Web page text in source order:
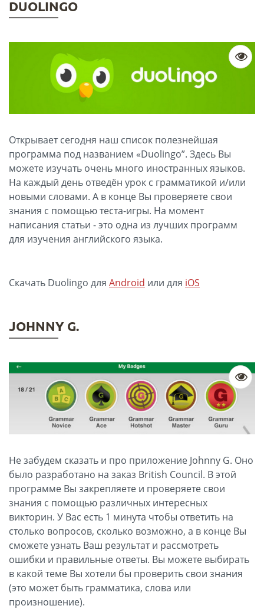
DUOLINGO
Открывает сегодня наш список полезнейшая
программа под названием «Duolingo”. Здесь Вы
можете изучать очень много иностранных языков.
На каждый день отведён урок с грамматикой и/или
новыми словами. А в конце Вы проверяете свои
знания с помощью теста-игры. На момент
написания статьи - это одна из лучших программ
для изучения английского языка.
Скачать Duolingo для Android или для iOS
JOHNNY G.
Не забудем сказать и про приложение Johnny G. Оно
было разработано на заказ British Council. В этой
программе Вы закрепляете и проверяете свои
знания с помощью различных интересных
викторин. У Вас есть 1 минута чтобы ответить на
столько вопросов, сколько возможно, а в конце Вы
сможете узнать Ваш результат и рассмотреть
ошибки и правильные ответы. Вы можете выбирать
в какой теме Вы хотели бы проверить свои знания
(это может быть грамматика, слова или
произношение).